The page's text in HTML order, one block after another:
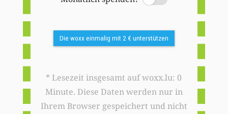
Die woxx einmalig mit 2 € unterstützen
* Lesezeit insgesamt auf woxx.lu: 0
Minute. Diese Daten werden nur in
Ihrem Browser gespeichert und nicht